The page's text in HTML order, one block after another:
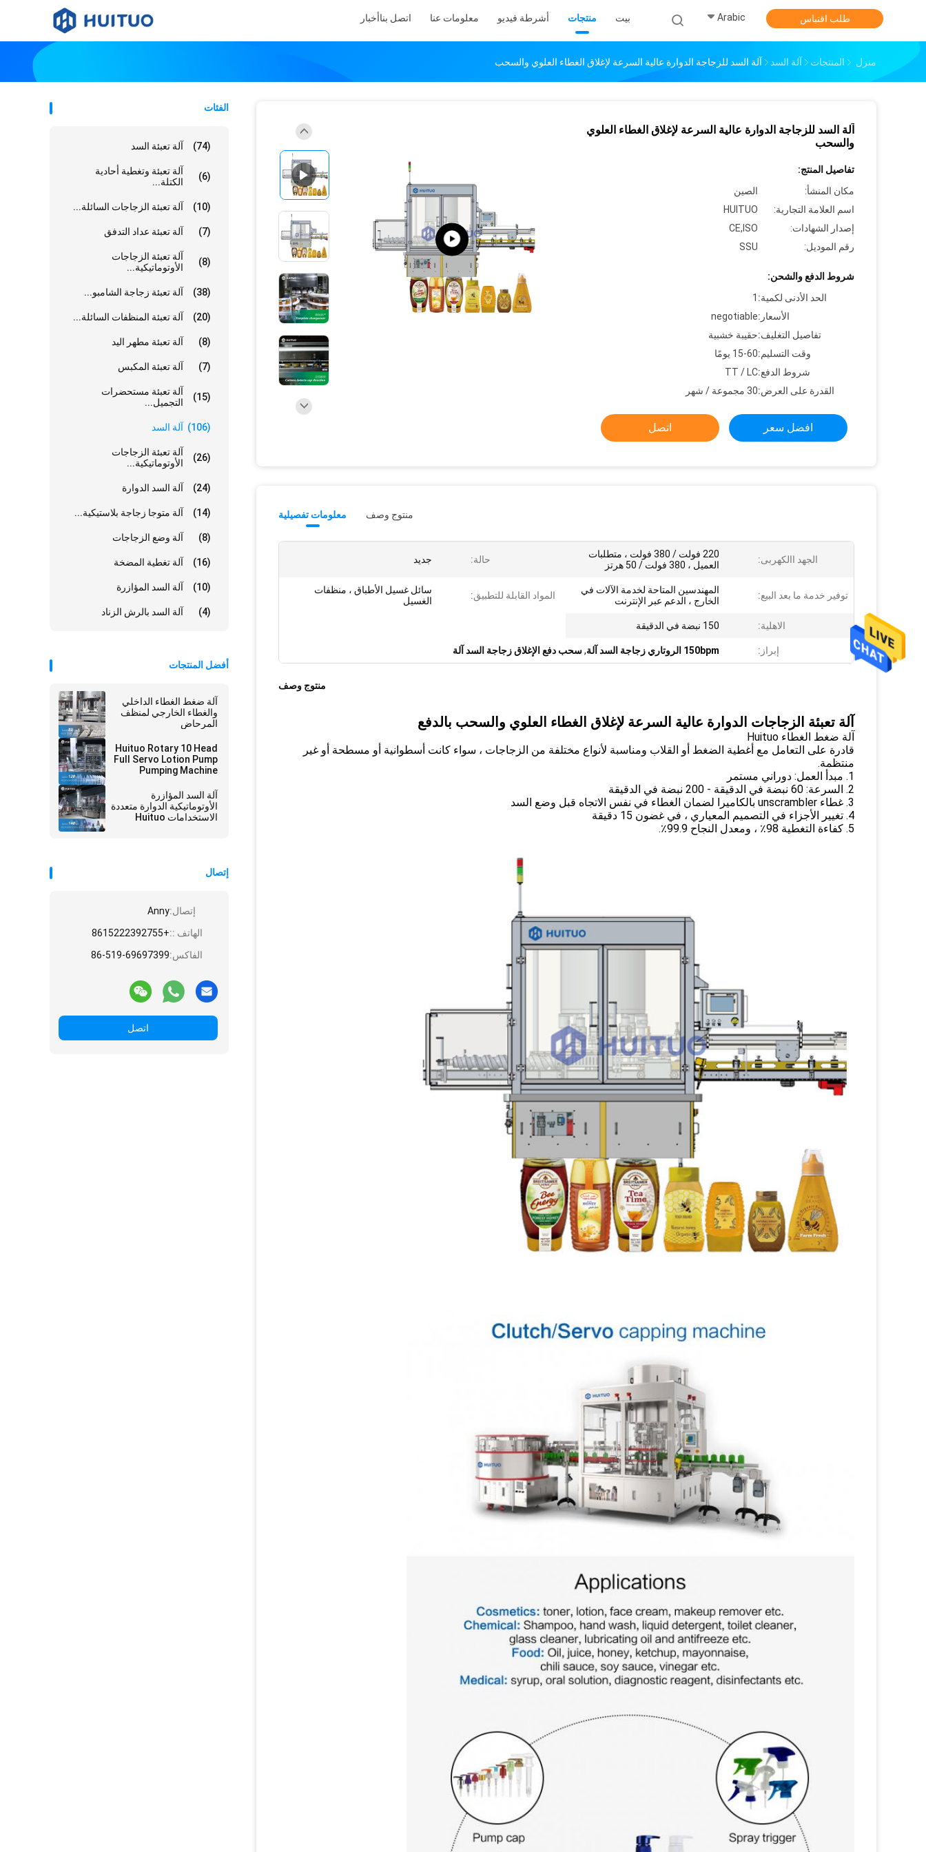
بيت منتجات أشرطة فيديو معلومات عنا اتصل بناأخبار Arabic طلب اقتباس
منزل المنتجات آلة السد آلة السد للزجاجة الدوارة عالية السرعة لإغلاق الغطاء العلوي والسحب
الفئات
آلة تعبئة السد (74)
آلة تعبئة وتغطية أحادية
الكتلة...
(6)
آلة تعبئة الزجاجات السائلة... (10)
آلة تعبئة عداد التدفق (7)
آلة تعبئة الزجاجات
الأوتوماتيكية...
(8)
آلة تعبئة زجاجة الشامبو... (38)
آلة تعبئة المنظفات السائلة... (20)
آلة تعبئة مطهر اليد (8)
آلة تعبئة المكبس (7)
آلة تعبئة مستحضرات
التجميل...
(15)
آلة السد (106)
آلة تعبئة الزجاجات
الأوتوماتيكية...
(26)
آلة السد الدوارة (24)
آلة متوجا زجاجة بلاستيكية... (14)
آلة وضع الزجاجات (8)
آلة تغطية المضخة (16)
آلة السد المؤازرة (10)
آلة السد بالرش الزناد (4)
أفضل المنتجات
آلة ضغط الغطاء الداخلي
والغطاء الخارجي لمنظف
المرحاض
Huituo Rotary 10 Head
Full Servo Lotion Pump
Pumping Machine
آلة السد المؤازرة
الأوتوماتيكية الدوارة متعددة
الاستخدامات Huituo
إتصال
إتصال:Anny
الهاتف ::+8615222392755
الفاكس:86-519-69697399
اتصل
آلة السد للزجاجة الدوارة عالية السرعة لإغلاق الغطاء العلوي
والسحب
تفاصيل المنتج:
مكان المنشأ:
الصين
اسم العلامة التجارية:
HUITUO
إصدار الشهادات:
CE,ISO
رقم الموديل:
SSU
شروط الدفع والشحن:
الحد الأدنى لكمية: 1
الأسعار:negotiable
تفاصيل التغليف:حقيبة خشبية
وقت التسليم:15-60 يومًا
شروط الدفع:TT / LC
القدرة على العرض:30 مجموعة / شهر
افضل سعر اتصل
معلومات تفصيلية منتوج وصف
الجهد االكهربى:
220 فولت / 380 فولت ، متطلبات
العميل ، 380 فولت / 50 هرتز
حالة: جديد
توفير خدمة ما بعد البيع:
المهندسين المتاحة لخدمة الآلات في
الخارج ، الدعم عبر الإنترنت
المواد القابلة للتطبيق:
سائل غسيل الأطباق ، منظفات
الغسيل
الاهلية: 150 نبضة في الدقيقة
إبراز: 150bpm الروتاري زجاجة السد آلة ,سحب دفع الإغلاق زجاجة السد آلة
منتوج وصف
آلة تعبئة الزجاجات الدوارة عالية السرعة لإغلاق الغطاء العلوي والسحب بالدفع
آلة ضغط الغطاء Huituo
قادرة على التعامل مع أغطية الضغط أو القلاب ومناسبة لأنواع مختلفة من الزجاجات ، سواء كانت أسطوانية أو مسطحة أو غير
منتظمة.
1. مبدأ العمل: دوراني مستمر
2. السرعة: 60 نبضة في الدقيقة - 200 نبضة في الدقيقة
3. غطاء unscrambler بالكاميرا لضمان الغطاء في نفس الاتجاه قبل وضع السد
4. تغيير الأجزاء في التصميم المعياري ، في غضون 15 دقيقة
5. كفاءة التغطية 98٪ ، ومعدل النجاح 99.9٪.